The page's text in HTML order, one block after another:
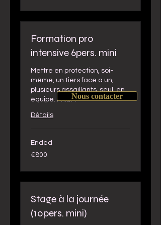
Formation pro
intensive 6pers. mini
Mettre en protection, soi-
même, un tiers face a un,
plusieurs assaillants, seul, en
équipe. Prix/P.
Détails
Ended
800
euros
€800
Stage à la journée
(10pers. mini)
Nous contacter